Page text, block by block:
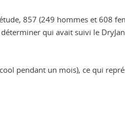
857 (249 hommes et 608
qui avait suivi le
pendant un mois), ce qui